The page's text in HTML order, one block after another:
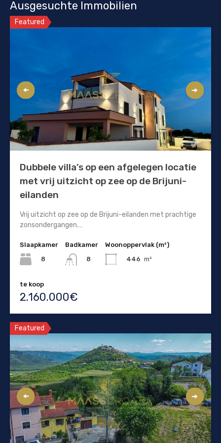
Ausgesuchte Immobilien
Featured
Dubbele villa’s op een afgelegen locatie
met vrij uitzicht op zee op de Brijuni-
eilanden
Vrij uitzicht op zee op de Brijuni-eilanden met prachtige
zonsondergangen.…
Slaapkamer
8
Badkamer
8
Woonoppervlak (m²)
446 m²
te koop
2.160.000€
Featured